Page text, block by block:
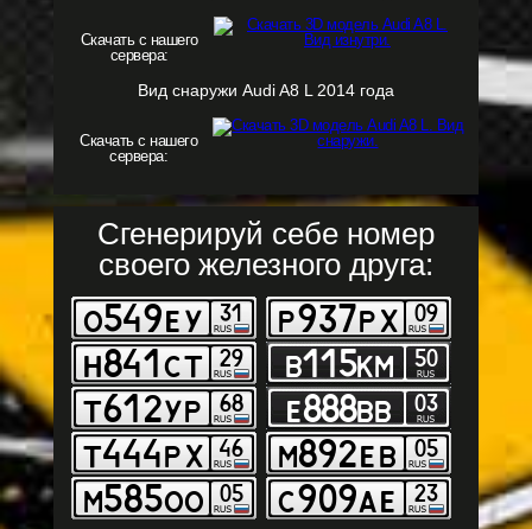
Скачать с нашего
сервера:
Вид снаружи Audi A8 L 2014 года
Скачать с нашего
сервера:
Сгенерируй себе номер
своего железного друга: